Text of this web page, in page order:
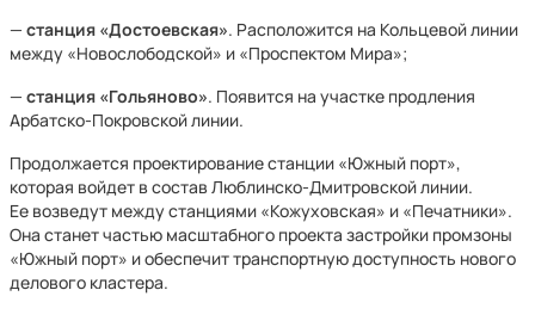
— станция «Достоевская». Расположится на Кольцевой линии
между «Новослободской» и «Проспектом Мира»;
— станция «Гольяново». Появится на участке продления
Арбатско-Покровской линии.
Продолжается проектирование станции «Южный порт»,
которая войдет в состав Люблинско-Дмитровской линии.
Ее возведут между станциями «Кожуховская» и «Печатники».
Она станет частью масштабного проекта застройки промзоны
«Южный порт» и обеспечит транспортную доступность нового
делового кластера.